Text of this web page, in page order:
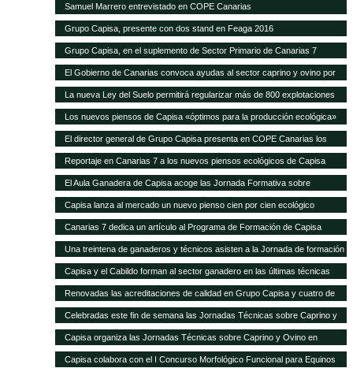
Samuel Marrero entrevistado en COPE Canarias
Grupo Capisa, presente con dos stand en Feaga 2016
Grupo Capisa, en el suplemento de Sector Primario de Canarias 7
El Gobierno de Canarias convoca ayudas al sector caprino y ovino por
seis millones de euros
La nueva Ley del Suelo permitirá regularizar más de 800 explotaciones
agrícolas y ganaderas
Los nuevos piensos de Capisa «óptimos para la producción ecológica»
El director general de Grupo Capisa presenta en COPE Canarias los
nuevos piensos ecológicos
Reportaje en Canarias 7 a los nuevos piensos ecológicos de Capisa
El Aula Ganadera de Capisa acoge las Jornada Formativa sobre
Avicultura de Puesta
Capisa lanza al mercado un nuevo pienso cien por cien ecológico
Canarias 7 dedica un artículo al Programa de Formación de Capisa
Una treintena de ganaderos y técnicos asisten a la Jornada de formación
en vacuno de Capisa y el Cabildo de Gran Canaria
Capisa y el Cabildo forman al sector ganadero en las últimas técnicas
mundiales de alimentación y manejo de vacuno
Renovadas las acreditaciones de calidad en Grupo Capisa y cuatro de
sus empresas
Celebradas este fin de semana las Jornadas Técnicas sobre Caprino y
Ovino de Uga
Capisa organiza las Jornadas Técnicas sobre Caprino y Ovino en
Lanzarote
Capisa colabora con el I Concurso Morfológico Funcional para Equinos